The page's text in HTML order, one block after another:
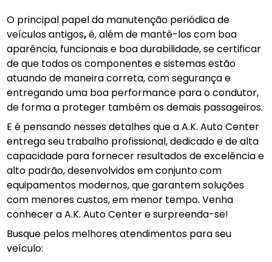
O principal papel da manutenção periódica de
veículos antigos,é, além de mantê-los com boa
aparência, funcionais e boa durabilidade, se certificar
de que todos os componentes e sistemas estão
atuando de maneira correta, com segurança e
entregando uma boa performance para o condutor,
de forma a proteger também os demais passageiros.
E é pensando nesses detalhes que a A.K. Auto Center
entrega seu trabalho profissional, dedicado e de alta
capacidade para fornecer resultados de excelência e
alto padrão, desenvolvidos em conjunto com
equipamentos modernos, que garantem soluções
com menores custos, em menor tempo. Venha
conhecer a A.K. Auto Center e surpreenda-se!
Busque pelos melhores atendimentos para seu
veículo: